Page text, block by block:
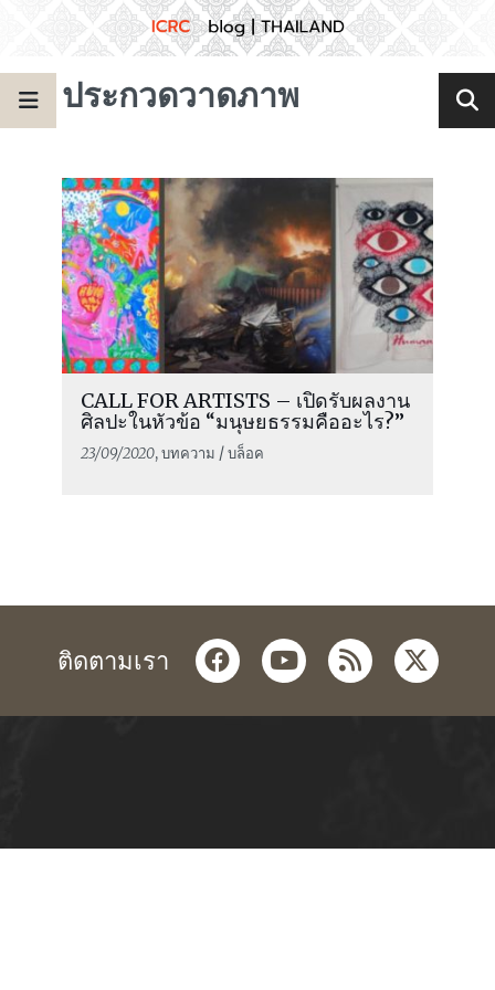
ประกวดวาดภาพ
CALL FOR ARTISTS – เปิดรับผลงาน
ศิลปะในหัวข้อ “มนุษยธรรมคืออะไร?”
23/09/2020, บทความ / บล็อค
ติดตามเรา facebookyoutube
rss twitter